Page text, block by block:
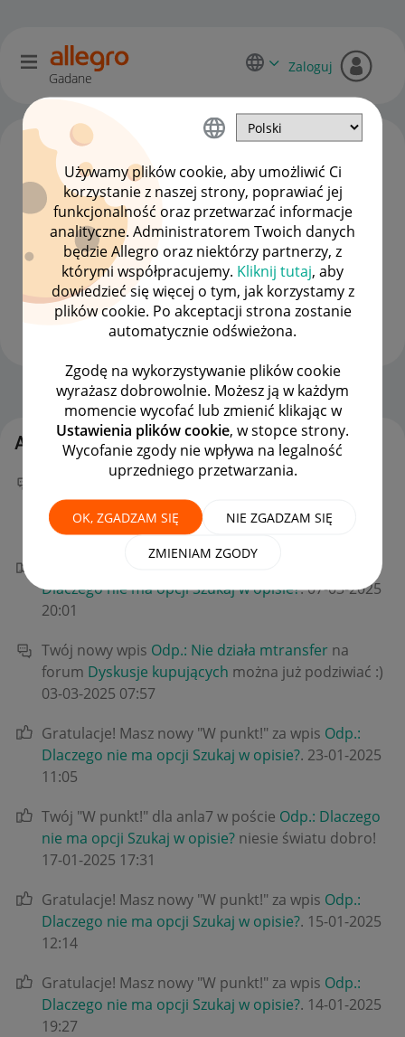
Używamy plików cookie, aby umożliwić Ci
korzystanie z naszej strony, poprawiać jej
funkcjonalność oraz przetwarzać informacje
analityczne. Administratorem Twoich danych
będzie Allegro oraz niektórzy partnerzy, z
którymi współpracujemy. Kliknij tutaj, aby
dowiedzieć się więcej o tym, jak korzystamy z
plików cookie. Po akceptacji strona zostanie
automatycznie odświeżona.
Zgodę na wykorzystywanie plików cookie
wyrażasz dobrowolnie. Możesz ją w każdym
momencie wycofać lub zmienić klikając w
Ustawienia plików cookie, w stopce strony.
Wycofanie zgody nie wpływa na legalność
uprzedniego przetwarzania.
OK, ZGADZAM SIĘ NIE ZGADZAM SIĘ
ZMIENIAM ZGODY
Gadane
Zaloguj
HI-IQ
#8 Zapaleniec
Strona Główna OPCJE
Aktywność HI-IQ
Twój nowy wpis
Odp.: Podziel się opinią na temat
Allegro Deliveryna forum
można już podziwiać :)‎20-07-2025 21:21
Dlaczego nie ma opcji Szukaj w opisie?.‎07-03-2025
20:01
Twój nowy wpis Odp.: Nie działa mtransfer na
forum Dyskusje kupujących można już podziwiać :)
‎03-03-2025 07:57
Gratulacje! Masz nowy "W punkt!" za wpis Odp.:
Dlaczego nie ma opcji Szukaj w opisie?. ‎23-01-2025
11:05
Twój "W punkt!" dla anla7 w poście Odp.: Dlaczego
nie ma opcji Szukaj w opisie? niesie światu dobro!
‎17-01-2025 17:31
Gratulacje! Masz nowy "W punkt!" za wpis Odp.:
Dlaczego nie ma opcji Szukaj w opisie?. ‎15-01-2025
12:14
Gratulacje! Masz nowy "W punkt!" za wpis Odp.:
Dlaczego nie ma opcji Szukaj w opisie?. ‎14-01-2025
19:27